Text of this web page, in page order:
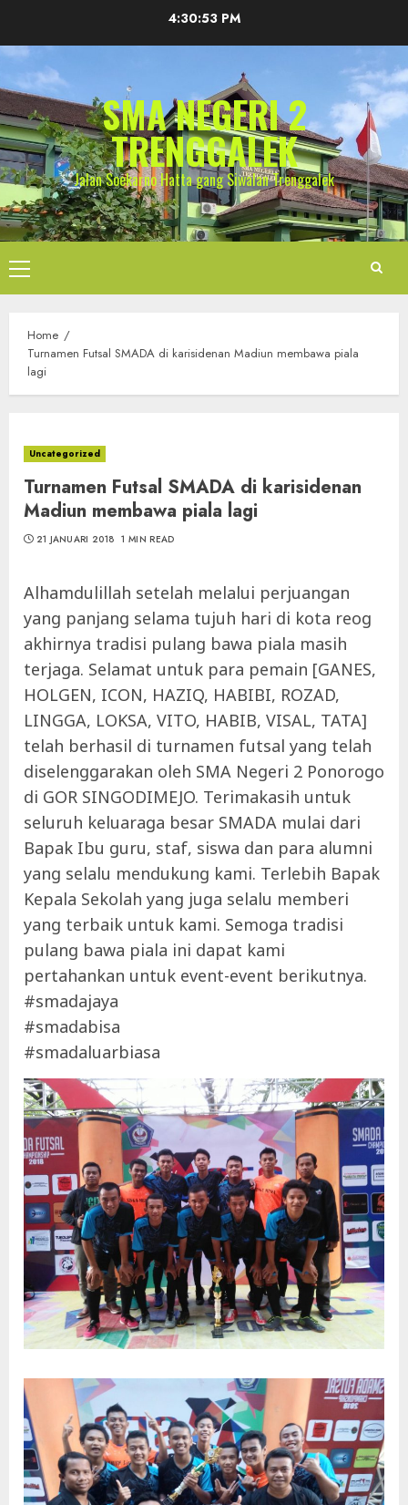
content
4:30:54 PM
SMA NEGERI 2
TRENGGALEK
Jalan Soekarno Hatta gang Siwalan Trenggalek
Primary
Menu
Home
Turnamen Futsal SMADA di karisidenan Madiun membawa piala
lagi
Uncategorized
Turnamen Futsal SMADA di karisidenan
Madiun membawa piala lagi
21 JANUARI 2018 1 MIN READ
Alhamdulillah setelah melalui perjuangan
yang panjang selama tujuh hari di kota reog
akhirnya tradisi pulang bawa piala masih
terjaga. Selamat untuk para pemain [GANES,
HOLGEN, ICON, HAZIQ, HABIBI, ROZAD,
LINGGA, LOKSA, VITO, HABIB, VISAL, TATA]
telah berhasil di turnamen futsal yang telah
diselenggarakan oleh SMA Negeri 2 Ponorogo
di GOR SINGODIMEJO. Terimakasih untuk
seluruh keluaraga besar SMADA mulai dari
Bapak Ibu guru, staf, siswa dan para alumni
yang selalu mendukung kami. Terlebih Bapak
Kepala Sekolah yang juga selalu memberi
yang terbaik untuk kami. Semoga tradisi
pulang bawa piala ini dapat kami
pertahankan untuk event-event berikutnya.
#smadajaya
#smadabisa
#smadaluarbiasa